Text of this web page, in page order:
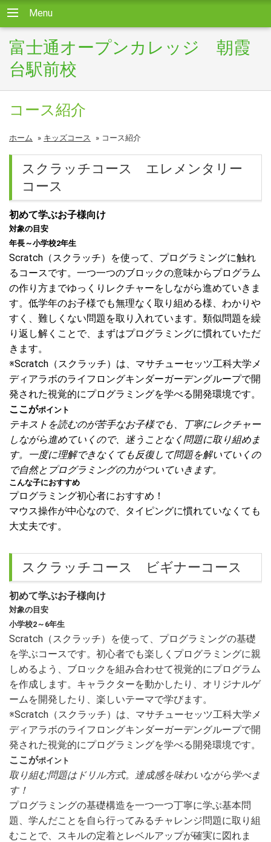
Menu
富士通オープンカレッジ 朝霞
台駅前校
コース紹介
ホーム » キッズコース » コース紹介
スクラッチコース エレメンタリー
コース
初めて学ぶお子様向け
対象の目安
年長～小学校2年生
Scratch（スクラッチ）を使って、プログラミングに触れ
るコースです。一つ一つのブロックの意味からプログラム
の作り方までゆっくりレクチャーをしながら進めていきま
す。低学年のお子様でも無理なく取り組める様、わかりや
すく、難しくない問題を取り入れています。類似問題を繰
り返し解くことで、まずはプログラミングに慣れていただ
きます。
※Scratch（スクラッチ）は、マサチューセッツ工科大学メ
ディアラボのライフロングキンダーガーデングループで開
発された視覚的にプログラミングを学べる開発環境です。
ここがポイント
テキストを読むのが苦手なお子様でも、丁寧にレクチャー
しながら進めていくので、迷うことなく問題に取り組めま
す。一度に理解できなくても反復して問題を解いていくの
で自然とプログラミングの力がついていきます。
こんな子におすすめ
プログラミング初心者におすすめ！
マウス操作が中心なので、タイピングに慣れていなくても
大丈夫です。
スクラッチコース ビギナーコース
初めて学ぶお子様向け
対象の目安
小学校2～6年生
Scratch（スクラッチ）を使って、プログラミングの基礎
を学ぶコースです。初心者でも楽しくプログラミングに親
しめるよう、ブロックを組み合わせて視覚的にプログラム
を作成します。キャラクターを動かしたり、オリジナルゲ
ームを開発したり、楽しいテーマで学びます。
※Scratch（スクラッチ）は、マサチューセッツ工科大学メ
ディアラボのライフロングキンダーガーデングループで開
発された視覚的にプログラミングを学べる開発環境です。
ここがポイント
取り組む問題はドリル方式。達成感を味わいながら学べま
す！
プログラミングの基礎構造を一つ一つ丁寧に学ぶ基本問
題、学んだことを自ら行ってみるチャレンジ問題に取り組
むことで、スキルの定着とレベルアップが確実に図れま